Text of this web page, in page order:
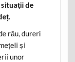
de
rău, dureri
și
unor